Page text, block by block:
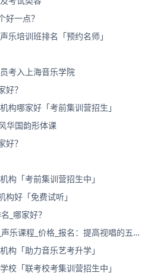
好一点？
乐培训班排名「预约名师」
考入上海音乐学院
好？
构哪家好「考前集训营招生」
华国韵形体课
好？
构「考前集训营招生中」
好「免费试听」
_哪家好？
乐课程_价格_报名：提高视唱的五大
构「助力音乐艺考升学」
校「联考校考集训营招生中」